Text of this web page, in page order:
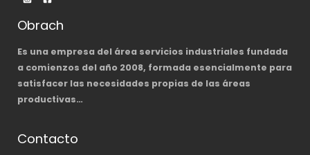
Obrach
Es una empresa del área servicios industriales fundada
a comienzos del año 2008, formada esencialmente para
satisfacer las necesidades propias de las áreas
productivas…
Contacto